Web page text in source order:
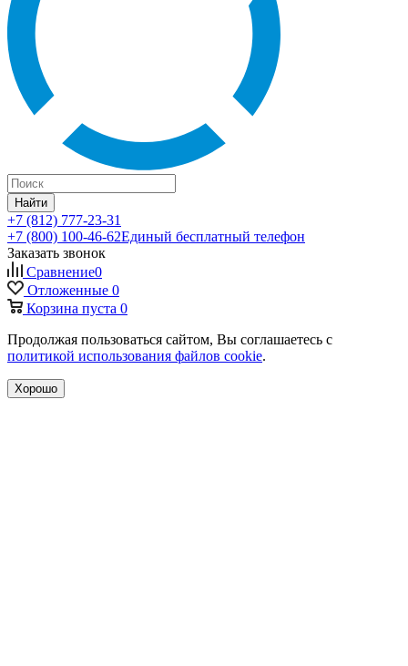
Найти
+7 (812) 777-23-31
+7 (800) 100-46-62Единый бесплатный телефон
Заказать звонок
Сравнение0
Отложенные 0
Корзина пуста 0
Продолжая пользоваться сайтом, Вы соглашаетесь с
политикой использования файлов cookie.
Хорошо